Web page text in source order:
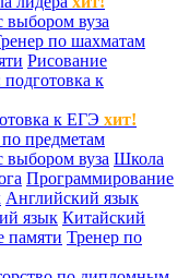
вуза
по шахматам
Рисование
к
к ЕГЭ хит!
предметам
вуза Школа
Программирование
Английский язык
язык Китайский
памяти Тренер по